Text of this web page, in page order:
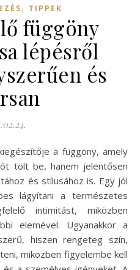
, TIPPEK
függöny
lépésről
és
tölt be, hanem jelentősen
és stílusához is. Egy jól
lágyítani a természetes
intimitást, miközben
elemével. Ugyanakkor a
hiszen rengeteg szín,
miközben figyelembe kell